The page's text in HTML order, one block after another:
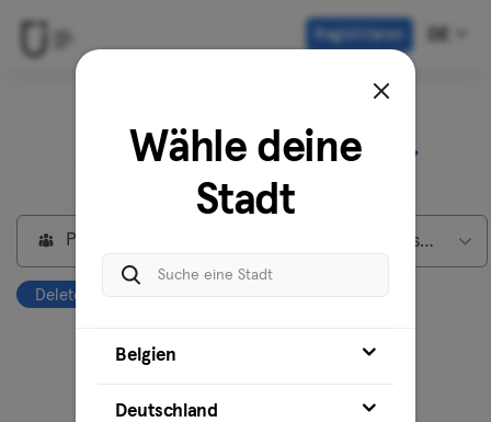
Registrieren
Entdecke unsere
Standorte inParis
Privatmitglieder Classic Mitgliedschaft
Deleted studio Alles löschen
Wähle deine
Stadt
Belgien
Deutschland